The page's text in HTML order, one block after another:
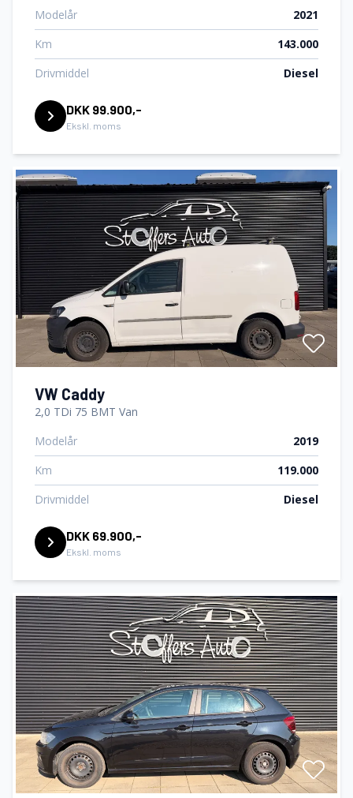
Modelår
2021
Km
143.000
Drivmiddel
Diesel
DKK 99.900,-
Ekskl. moms
VW Caddy
2,0 TDi 75 BMT Van
Modelår
2019
Km
119.000
Drivmiddel
Diesel
DKK 69.900,-
Ekskl. moms